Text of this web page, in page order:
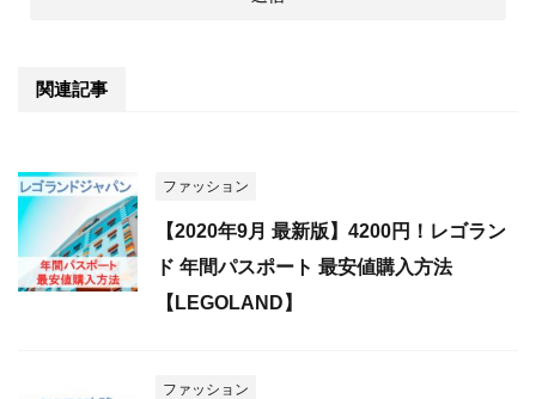
関連記事
ファッション
【2020年9月 最新版】4200円！レゴラン
ド 年間パスポート 最安値購入方法
【LEGOLAND】
ファッション